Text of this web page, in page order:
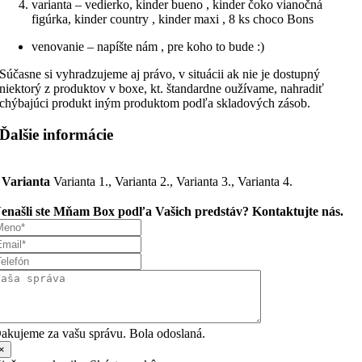
varianta – vedierko, kinder bueno , kinder čoko vianočná
figúrka, kinder country , kinder maxi , 8 ks choco Bons
venovanie – napíšte nám , pre koho to bude :)
Súčasne si vyhradzujeme aj právo, v situácii ak nie je dostupný
niektorý z produktov v boxe, kt. štandardne oužívame, nahradiť
chýbajúci produkt iným produktom podľa skladových zásob.
Ďalšie informácie
Varianta Varianta 1., Varianta 2., Varianta 3., Varianta 4.
ste Mňam Box podľa Vašich predstáv? Kontaktujte nás.
za vašu správu. Bola odoslaná.